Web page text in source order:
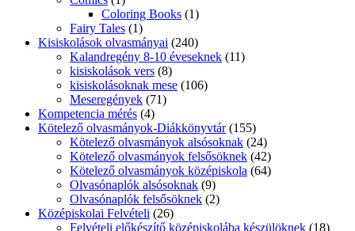
Coloring Books (1)
Fairy Tales (1)
Kisiskolások olvasmányai (240)
Kalandregény 8-10 éveseknek (11)
kisiskolások vers (8)
kisiskolásoknak mese (106)
Meseregények (71)
Kompetencia mérés (4)
Kötelező olvasmányok-Diákkönyvtár (155)
Kötelező olvasmányok alsósoknak (24)
Kötelező olvasmányok felsősöknek (42)
Kötelező olvasmányok középiskola (64)
Olvasónaplók alsósoknak (9)
Olvasónaplók felsősöknek (2)
Középiskolai Felvételi (26)
Felvételi előkészítő középiskolába készülöknek (18)